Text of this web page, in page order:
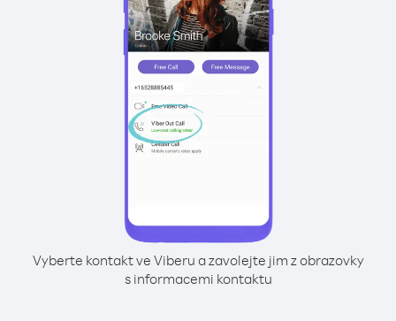
Vyberte kontakt ve Viberu a zavolejte jim z obrazovky
s informacemi kontaktu